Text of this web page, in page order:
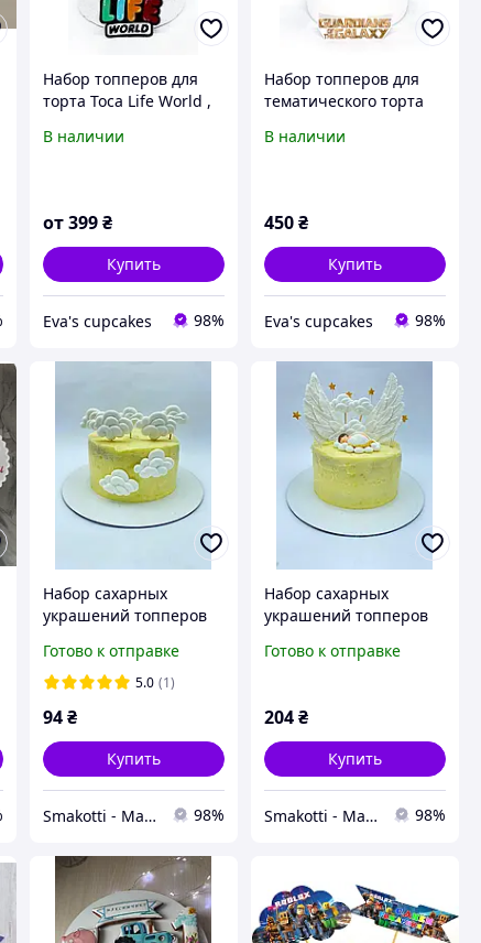
Набор топперов для
торта Toca Life World ,
В наличии
от 399 ₴
Купить
Eva's cupcakes 98%
Набор топперов для
тематического торта
Marvel.
В наличии
450₴
Купить
Eva's cupcakes 98%
Набор сахарных
украшений топперов
на шпажках 7 шт
Готово к отправке
5.0 (1)
94 ₴
Купить
Smakotti - Магазин кондитерских ингредиентов 98%
Набор сахарных
украшений топперов
сны" 2D на шпажках 13
Готово к отправке
204₴
Купить
Smakotti - Магазин кондитерских ингредиентов 98%